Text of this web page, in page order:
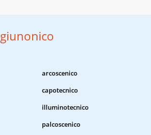
giunonico
arcoscenico
capotecnico
illuminotecnico
palcoscenico